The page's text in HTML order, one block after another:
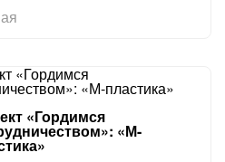
«Гордимся
«М-